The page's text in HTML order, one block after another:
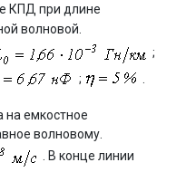
КПД при длине
волновой.
;
;
на емкостное
волновому.
. В конце линии